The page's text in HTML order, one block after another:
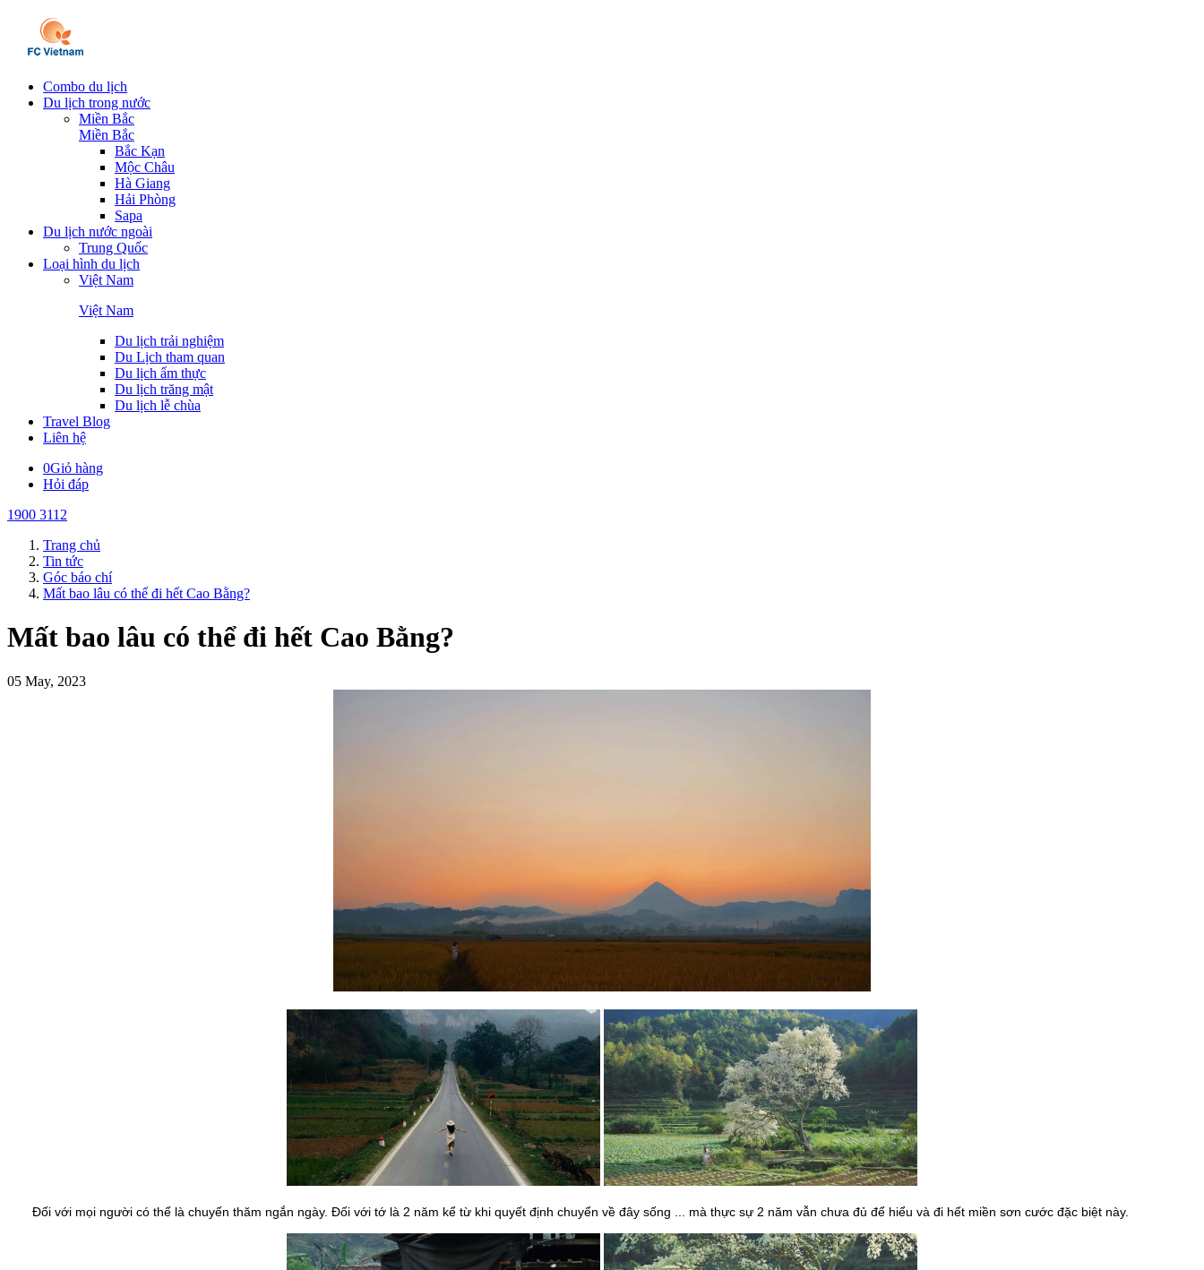
Combo du lịch
Du lịch trong nước
Miền Bắc
Miền Bắc
Bắc Kạn
Mộc Châu
Hà Giang
Hải Phòng
Sapa
Du lịch nước ngoài
Trung Quốc
Loại hình du lịch
Việt Nam
Việt Nam
Du lịch trải nghiệm
Du Lịch tham quan
Du lịch ẩm thực
Du lịch trăng mật
Du lịch lễ chùa
Travel Blog
Liên hệ
0Giỏ hàng
Hỏi đáp
1900 3112
Trang chủ
Tin tức
Góc báo chí
Mất bao lâu có thể đi hết Cao Bằng?
Mất bao lâu có thể đi hết Cao Bằng?
05 May, 2023
Đối với mọi người có thể là chuyến thăm ngắn ngày. Đối với tớ là 2 năm kể từ khi quyết định chuyển về đây sống ... mà thực sự 2 năm vẫn chưa đủ để hiểu và đi hết miền sơn cước đặc biệt này.